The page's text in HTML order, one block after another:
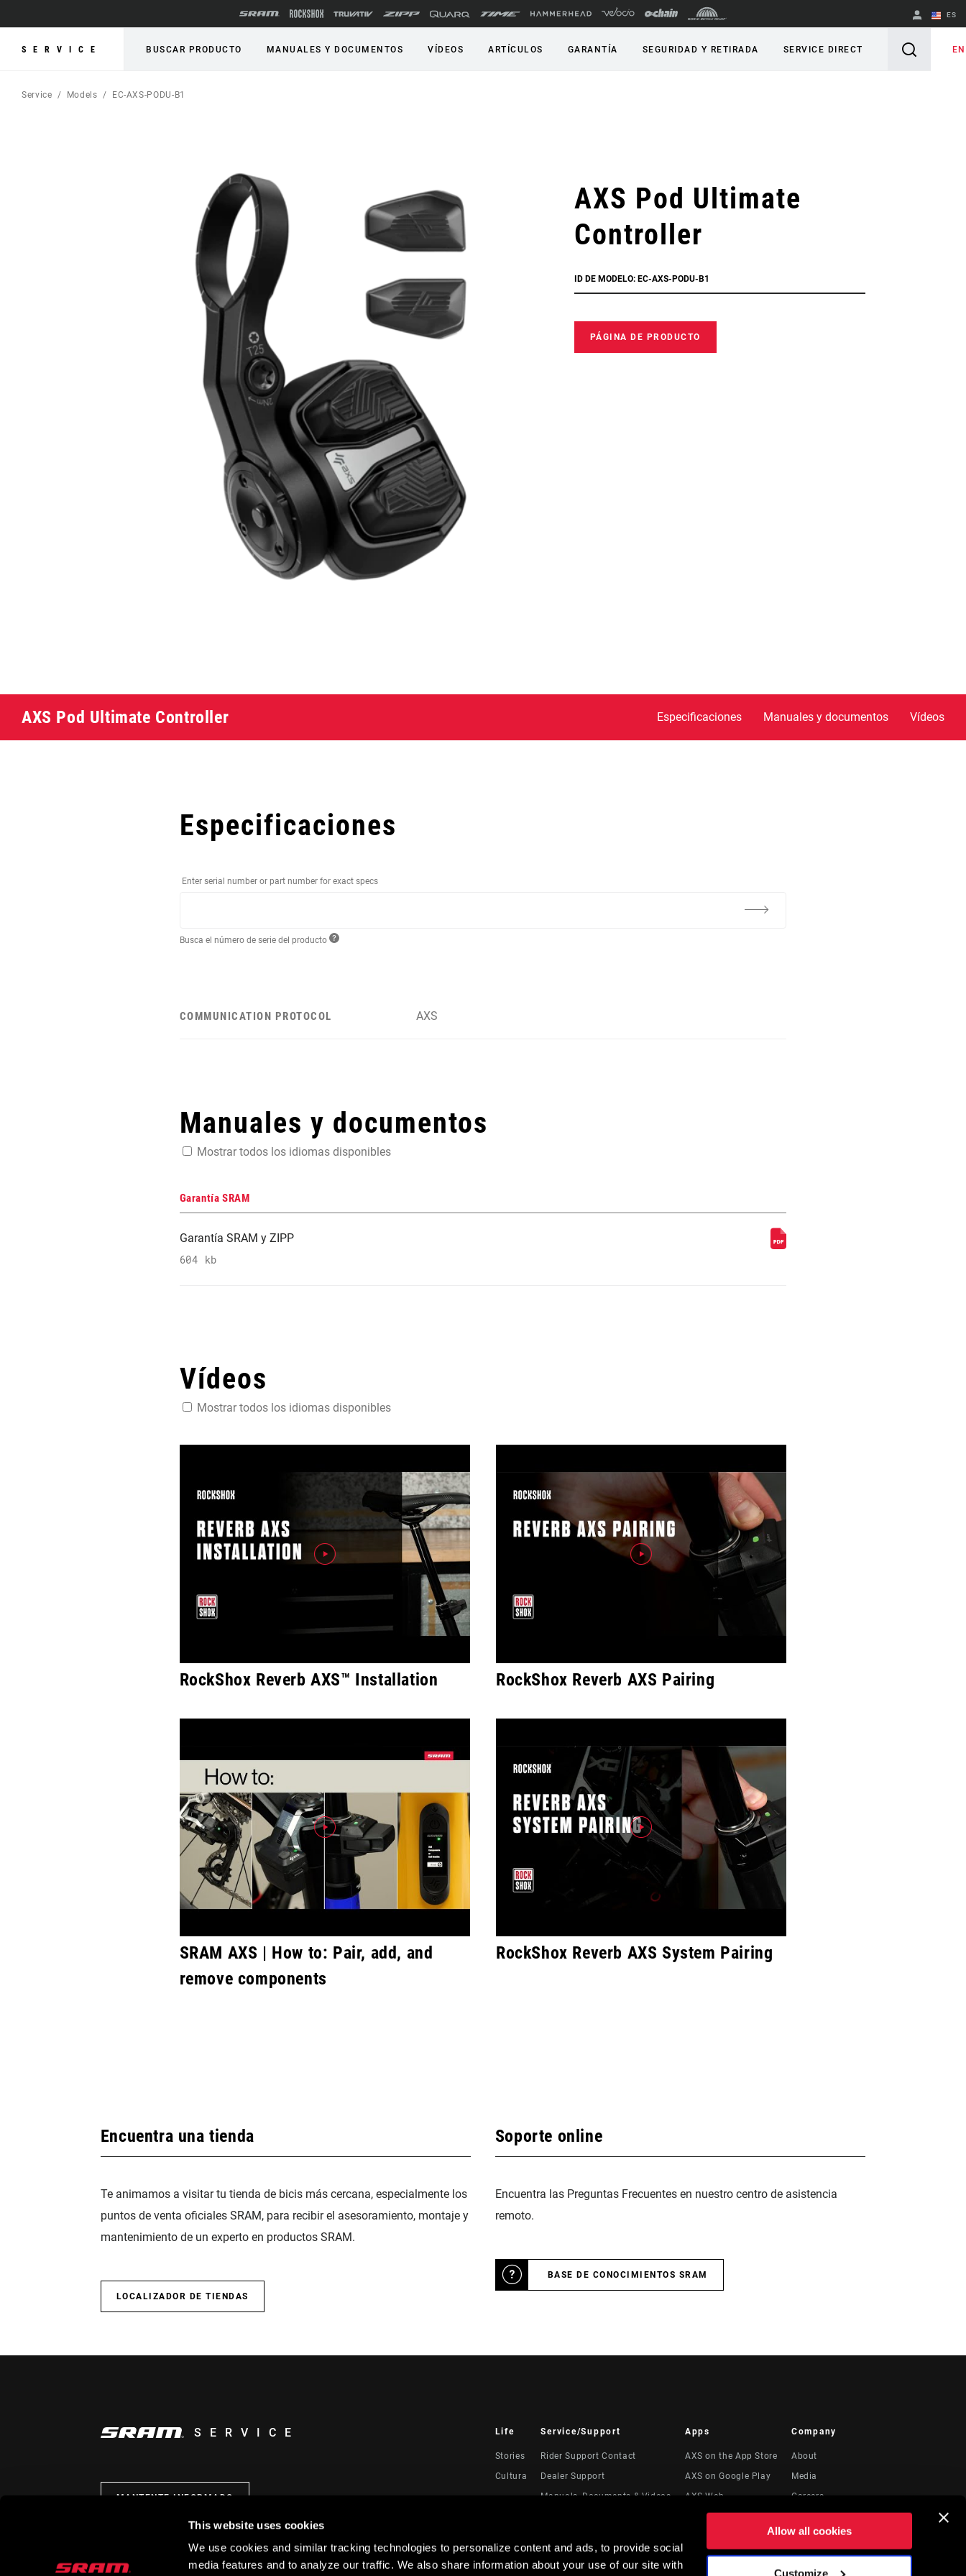
This website uses cookies
We use cookies and similar tracking technologies to personalize content and ads, to provide social
media features and to analyze our traffic. We also share information about your use of our site with
Allow all cookies
Customize
ES
English
SERVICE BUSCAR PRODUCTO MANUALES Y DOCUMENTOS VÍDEOS ARTÍCULOS GARANTÍA SEGURIDAD Y RETIRADA SERVICE DIRECT
Service Models EC-AXS-PODU-B1
AXS Pod Ultimate
Controller
ID DE MODELO: EC-AXS-PODU-B1
PÁGINA DE PRODUCTO
AXS Pod Ultimate Controller Especificaciones Manuales y documentos Vídeos
Especificaciones
Enter serial number or part number for exact specs
Busca el número de serie del producto
COMMUNICATION PROTOCOL AXS
Manuales y documentos
Mostrar todos los idiomas disponibles
Garantía SRAM
Garantía SRAM y ZIPP
604 kb
Vídeos
Mostrar todos los idiomas disponibles
RockShox Reverb AXS™ Installation RockShox Reverb AXS Pairing
SRAM AXS | How to: Pair, add, and
remove components
RockShox Reverb AXS System Pairing
Encuentra una tienda
Te animamos a visitar tu tienda de bicis más cercana, especialmente los
puntos de venta oficiales SRAM, para recibir el asesoramiento, montaje y
mantenimiento de un experto en productos SRAM.
LOCALIZADOR DE TIENDAS
Soporte online
Encuentra las Preguntas Frecuentes en nuestro centro de asistencia
remoto.
BASE DE CONOCIMIENTOS SRAM
SERVICE
MANTENTE INFORMADO
Life
Stories
Cultura
Service/Support
Rider Support Contact
Dealer Support
Manuals, Documents & Videos
Registración del producto
Apps
AXS on the App Store
AXS on Google Play
AXS Web
Company
About
Media
Careers
Logos
Locations
Recursos Legales